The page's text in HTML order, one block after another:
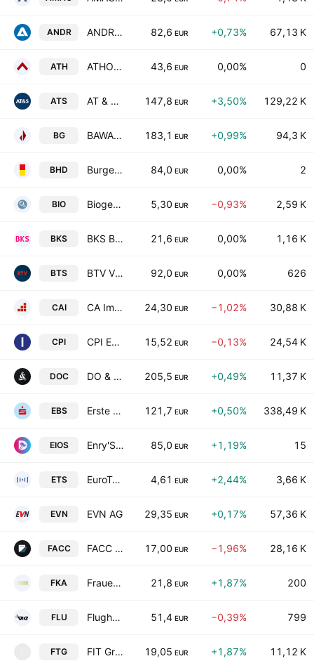
ANDR ANDRITZ AG 82,6 EUR +0,73% 67,13 K
ATH ATHOS Immobilien AG 43,6 EUR 0,00% 0
ATS AT & S Austria Technologie & Systemtechnik Aktiengesellschaft 147,8 EUR +3,50% 129,22 K
BG BAWAG Group AG 183,1 EUR +0,99% 94,3 K
BHD Burgenland Holding AG 84,0 EUR 0,00% 2
BIO Biogena Group Invest AG 5,30 EUR −0,93% 2,59 K
BKS BKS Bank AG 21,6 EUR 0,00% 1,16 K
BTS BTV Vier Lander Bank AG 92,0 EUR 0,00% 626
CAI CA Immobilien Anlagen AG 24,30 EUR −1,02% 30,88 K
CPI CPI Europe AG 15,52 EUR −0,13% 24,54 K
DOC DO & CO Aktiengesellschaft 205,5 EUR +0,49% 11,37 K
EBS Erste Group Bank AG 121,7 EUR +0,50% 338,49 K
EIOS Enry'S Island S.P.A. Societa' Benefit 85,0 EUR +1,19% 15
ETS EuroTeleSites AG 4,61 EUR +2,44% 3,66 K
EVN EVN AG 29,35 EUR +0,17% 57,36 K
FACC FACC AG 17,00 EUR −1,96% 28,16 K
FKA Frauenthal Holding AG 21,8 EUR +1,87% 200
FLU Flughafen Wien AG 51,4 EUR −0,39% 799
FTG FIT Group AG 19,05 EUR +1,87% 11,12 K